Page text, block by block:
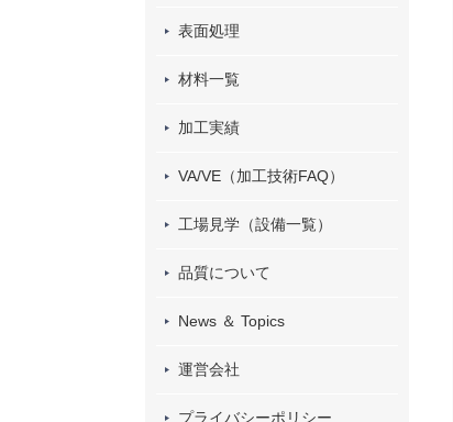
表面処理
材料一覧
加工実績
VA/VE（加工技術FAQ）
工場見学（設備一覧）
品質について
News ＆ Topics
運営会社
プライバシーポリシー